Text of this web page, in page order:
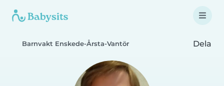
Barnvakt Enskede-Årsta-Vantör Dela